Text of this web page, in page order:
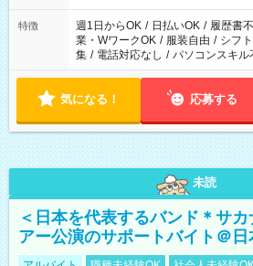
特徴 週1日からOK / 日払いOK / 履歴書
業・WワークOK / 服装自由 / シフ
集 / 電話対応なし / パソコンスキル
気になる！ 応募する
未読
＜日本を代表するバンド＊サ
アー公演のサポートバイト＠